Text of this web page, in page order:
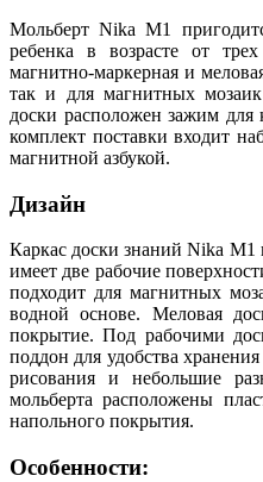
Мольберт Nika М1
ребенка в возрасте от
магнитно-маркерная и
так и для магнитных
доски расположен зажим
комплект поставки входит
магнитной азбукой.
Дизайн
Каркас доски знаний Nika М1
имеет две рабочие
подходит для магнитных
водной основе. Меловая
покрытие. Под рабочими
поддон для удобства
рисования и небольшие
мольберта расположены
напольного покрытия.
Особенности: